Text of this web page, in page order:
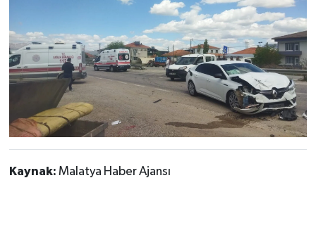
Kaynak: Malatya Haber Ajansı